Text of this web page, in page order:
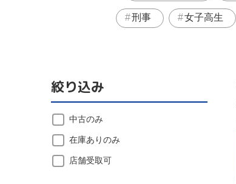
刑事 女子高生
絞り込み
中古のみ
在庫ありのみ
店舗受取可